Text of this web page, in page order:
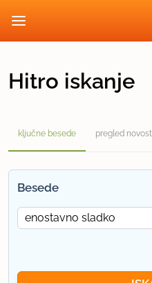
Hitro iskanje
ključne besede pregled
Besede